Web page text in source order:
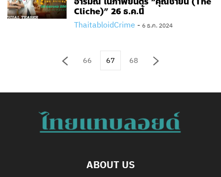
Cliche)” 26 ธ.ค.นี้
ThaitabloidCrime - 6 ธ.ค. 2024
66 67 68
ABOUT US